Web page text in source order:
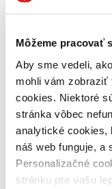
Môžeme pracovať
Aby sme vedeli,
mohli vám zobraziť
cookies. Niektoré
stránka vôbec
analytické
náš web funguje, a
Personalizačné
stránku pre vašu
predpredaj (0
pripravujeme
dostupná (bez
vypredaných)
Nové / čítané
nová (0 titulov)
čítaná (0
čítaná -
čítaná -
opotrebovaná
čítané verzie